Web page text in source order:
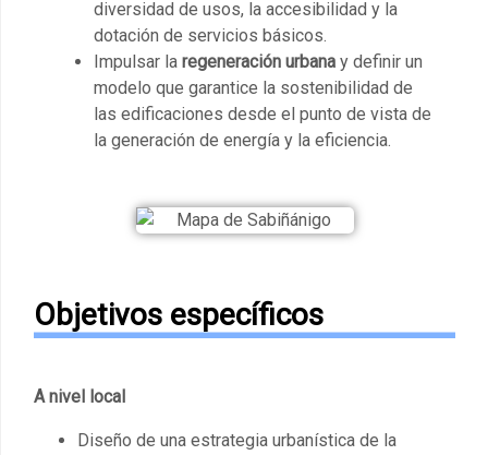
diversidad de usos, la accesibilidad y la
dotación de servicios básicos.
Impulsar la regeneración urbana y definir un
modelo que garantice la sostenibilidad de
las edificaciones desde el punto de vista de
la generación de energía y la eficiencia.
Objetivos específicos
A nivel local
Diseño de una estrategia urbanística de la